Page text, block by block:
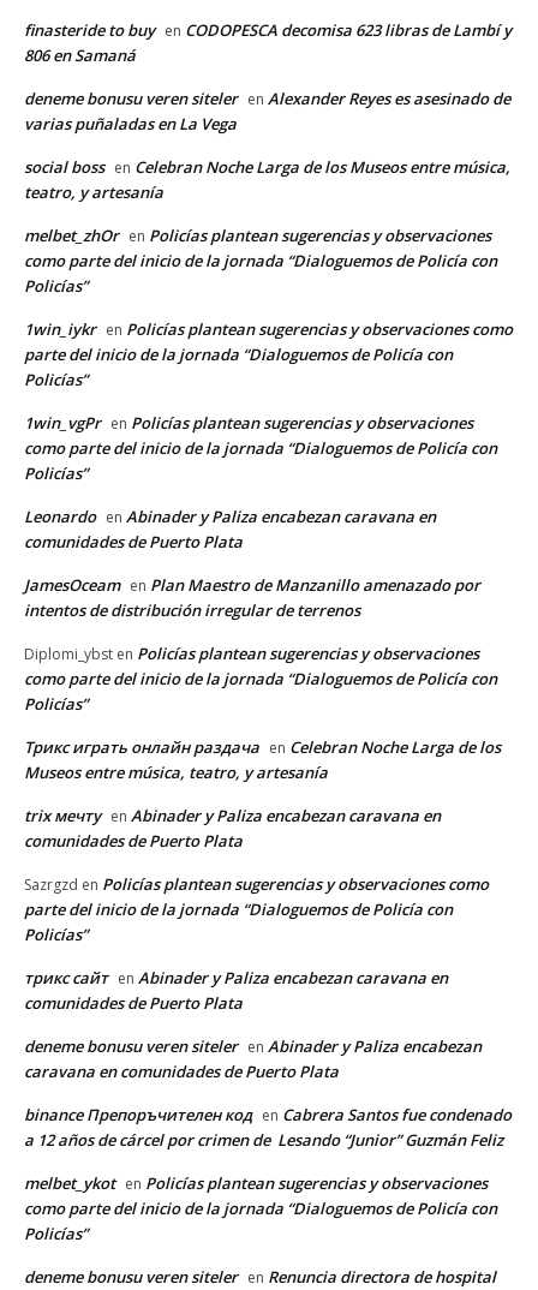
finasteride to buy en CODOPESCA decomisa 623 libras de Lambí y
806 en Samaná
deneme bonusu veren siteler en Alexander Reyes es asesinado de
varias puñaladas en La Vega
social boss en Celebran Noche Larga de los Museos entre música,
teatro, y artesanía
melbet_zhOr en Policías plantean sugerencias y observaciones
como parte del inicio de la jornada “Dialoguemos de Policía con
Policías”
1win_iykr en Policías plantean sugerencias y observaciones como
parte del inicio de la jornada “Dialoguemos de Policía con
Policías”
1win_vgPr en Policías plantean sugerencias y observaciones
como parte del inicio de la jornada “Dialoguemos de Policía con
Policías”
Leonardo en Abinader y Paliza encabezan caravana en
comunidades de Puerto Plata
JamesOceam en Plan Maestro de Manzanillo amenazado por
intentos de distribución irregular de terrenos
Diplomi_ybst en Policías plantean sugerencias y observaciones
como parte del inicio de la jornada “Dialoguemos de Policía con
Policías”
Трикс играть онлайн раздача en Celebran Noche Larga de los
Museos entre música, teatro, y artesanía
trix мечту en Abinader y Paliza encabezan caravana en
comunidades de Puerto Plata
Sazrgzd en Policías plantean sugerencias y observaciones como
parte del inicio de la jornada “Dialoguemos de Policía con
Policías”
трикс сайт en Abinader y Paliza encabezan caravana en
comunidades de Puerto Plata
deneme bonusu veren siteler en Abinader y Paliza encabezan
caravana en comunidades de Puerto Plata
binance Препоръчителен код en Cabrera Santos fue condenado
a 12 años de cárcel por crimen de Lesando “Junior” Guzmán Feliz
melbet_ykot en Policías plantean sugerencias y observaciones
como parte del inicio de la jornada “Dialoguemos de Policía con
Policías”
deneme bonusu veren siteler en Renuncia directora de hospital